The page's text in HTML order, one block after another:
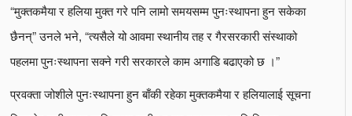
“मुक्तकमैया र हलिया मुक्त गरे पनि लामो समयसम्म पुनःस्थापना हुन सकेका
छैनन्” उनले भने, “त्यसैले यो आवमा स्थानीय तह र गैरसरकारी संस्थाको
पहलमा पुनःस्थापना सक्ने गरी सरकारले काम अगाडि बढाएको छ ।”
प्रवक्ता जोशीले पुनःस्थापना हुन बाँकी रहेका मुक्तकमैया र हलियालाई सूचना